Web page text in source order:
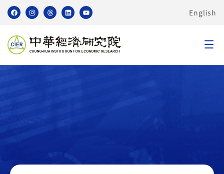
English
臺灣製造業採購經理人指數 PMI